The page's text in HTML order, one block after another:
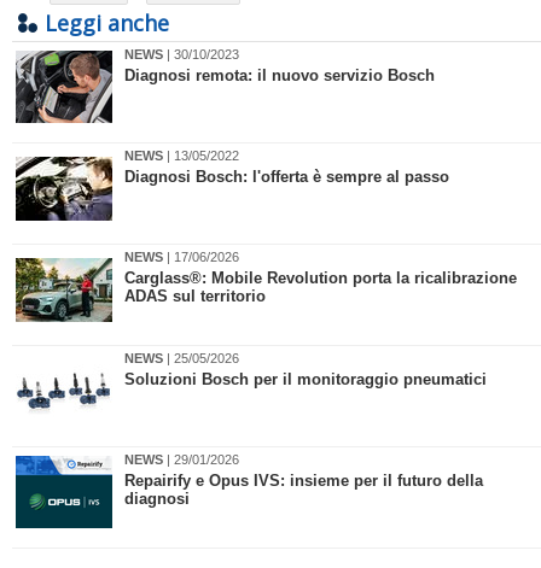
Leggi anche
NEWS | 30/10/2023
Diagnosi remota: il nuovo servizio Bosch
NEWS | 13/05/2022
Diagnosi Bosch: l'offerta è sempre al passo
NEWS | 17/06/2026
​Carglass®: Mobile Revolution porta la ricalibrazione
ADAS sul territorio
NEWS | 25/05/2026
​Soluzioni Bosch per il monitoraggio pneumatici
NEWS | 29/01/2026
Repairify e Opus IVS: insieme per il futuro della
diagnosi